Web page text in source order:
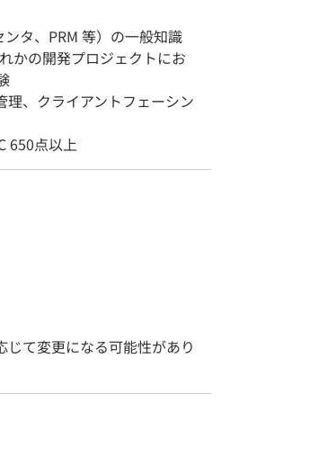
ンタ、PRM 等）の一般知識
かの開発プロジェクトにお
理、クライアントフェーシン
650点以上
て変更になる可能性があり